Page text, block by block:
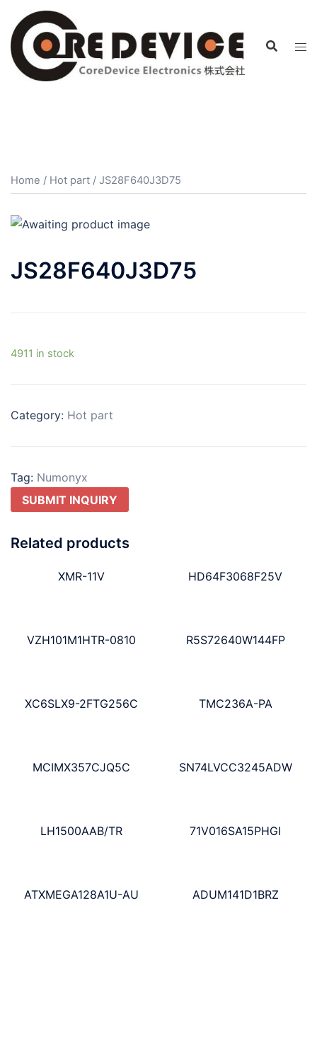
Home / Hot part / JS28F640J3D75
JS28F640J3D75
4911 in stock
Category: Hot part
Tag: Numonyx
SUBMIT INQUIRY
Related products
XMR-11V HD64F3068F25V
VZH101M1HTR-0810 R5S72640W144FP
XC6SLX9-2FTG256C TMC236A-PA
MCIMX357CJQ5C SN74LVCC3245ADW
LH1500AAB/TR 71V016SA15PHGI
ATXMEGA128A1U-AU ADUM141D1BRZ